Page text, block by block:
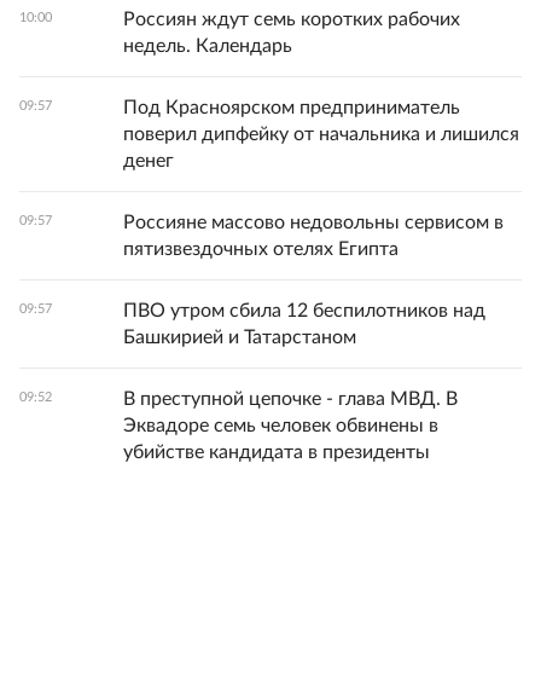
10:00
Россиян ждут семь коротких рабочих
недель. Календарь
09:57
Под Красноярском предприниматель
поверил дипфейку от начальника и лишился
денег
09:57
Россияне массово недовольны сервисом в
пятизвездочных отелях Египта
09:57
ПВО утром сбила 12 беспилотников над
Башкирией и Татарстаном
09:52
В преступной цепочке - глава МВД. В
Эквадоре семь человек обвинены в
убийстве кандидата в президенты